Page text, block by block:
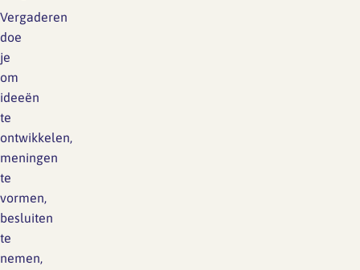
Vergaderen
doe
je
om
ideeën
te
ontwikkelen,
meningen
te
vormen,
besluiten
te
nemen,